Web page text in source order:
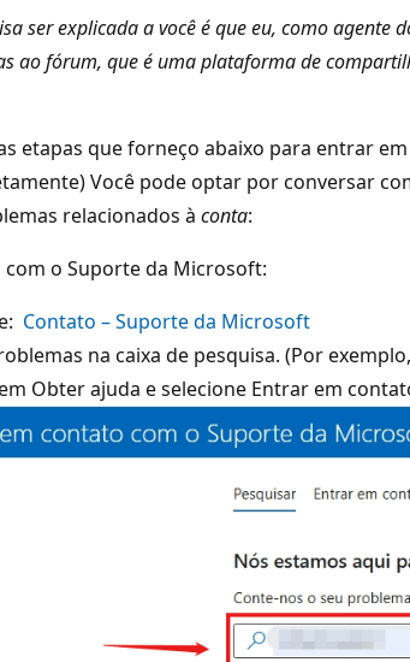
ser explicada a você é que eu, como
ao fórum, que é uma plataforma de
etapas que forneço abaixo para entrar
Você pode optar por conversar
relacionados à conta:
o Suporte da Microsoft:
Contato – Suporte da Microsoft
na caixa de pesquisa. (Por
Obter ajuda e selecione Entrar em